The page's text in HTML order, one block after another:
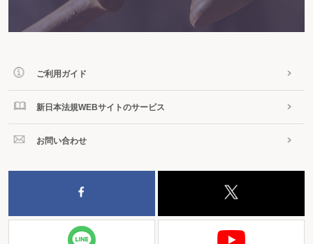
ご利用ガイド
新日本法規WEBサイトのサービス
お問い合わせ